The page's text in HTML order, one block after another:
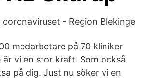
- Region Blekinge
medarbetare på 70 kliniker
är vi en stor kraft. Som också
på dig. Just nu söker vi en